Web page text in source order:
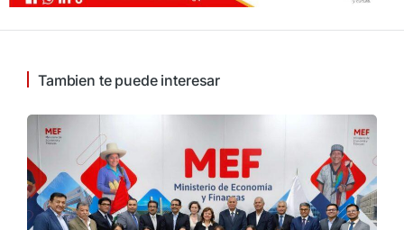
Tambien te puede interesar